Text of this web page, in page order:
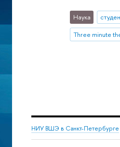
Наука
Three minute
НИУ ВШЭ в Санкт-Петербурге